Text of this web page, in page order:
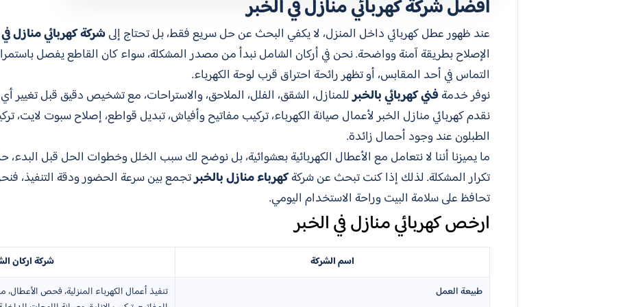
أفضل شركة كهربائي منازل في الخبر
عند ظهور عطل كهربائي داخل المنزل، لا يكفي البحث عن حل سريع فقط، بل تحتاج إلىشركة كهربائي منازل
الإصلاح بطريقة آمنة وواضحة. نحن في أركان الشامل نبدأ من مصدر المشكلة، سواء كان القاطع يفصل
التماس في أحد المقابس، أو تظهر رائحة احتراق قرب لوحة الكهرباء.
نوفر خدمةفني كهربائي بالخبرللمنازل، الشقق، الفلل، الملاحق، والاستراحات، مع تشخيص دقيق قبل تغيير
نقدم كهربائي منازل الخبر لأعمال صيانة الكهرباء، تركيب مفاتيح وأفياش، تبديل قواطع، إصلاح سبوت لايت،
الطبلون عند وجود أحمال زائدة.
ما يميزنا أننا لا نتعامل مع الأعطال الكهربائية بعشوائية، بل نوضح لك سبب الخلل وخطوات الحل قبل
تكرار المشكلة. لذلك إذا كنت تبحث عن شركةكهرباء منازل بالخبرتجمع بين سرعة الحضور ودقة التنفيذ،
تحافظ على سلامة البيت وراحة الاستخدام اليومي.
ارخص كهربائي منازل في الخبر
اسم الشركة
شركة اركان
طبيعة العمل
تنفيذ أعمال الكهرباء المنزلية، فحص الأعطال،